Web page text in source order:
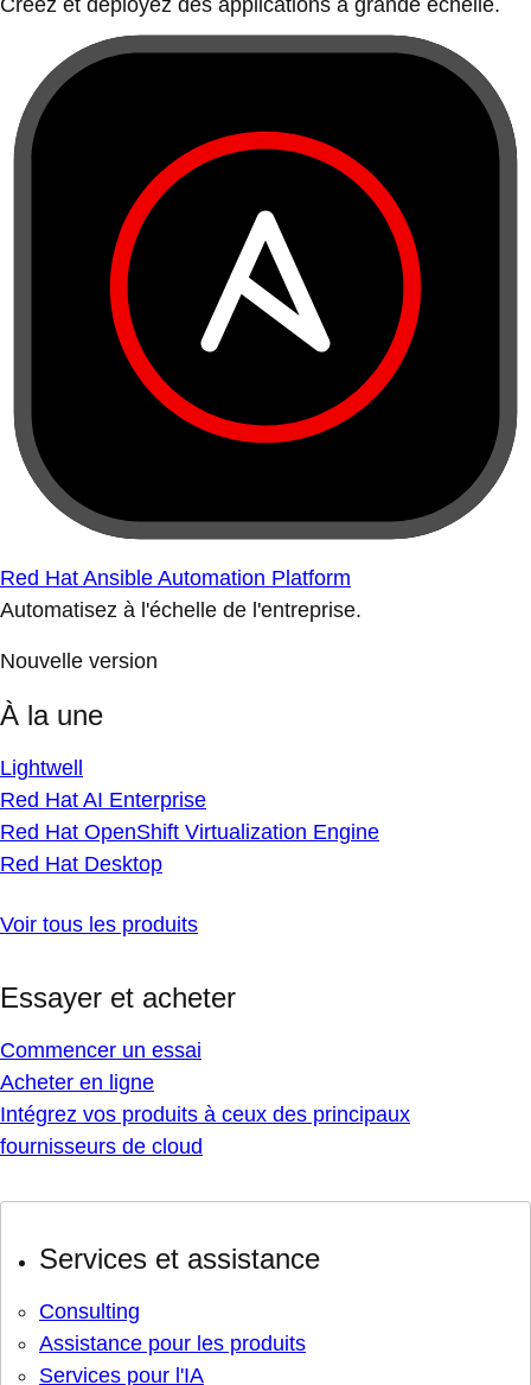
Créez et déployez des applications à grande échelle.
Red Hat Ansible Automation Platform
Automatisez à l'échelle de l'entreprise.
Nouvelle version
À la une
Lightwell
Red Hat AI Enterprise
Red Hat OpenShift Virtualization Engine
Red Hat Desktop
Voir tous les produits
Essayer et acheter
Commencer un essai
Acheter en ligne
Intégrez vos produits à ceux des principaux
fournisseurs de cloud
Services et assistance
Consulting
Assistance pour les produits
Services pour l'IA